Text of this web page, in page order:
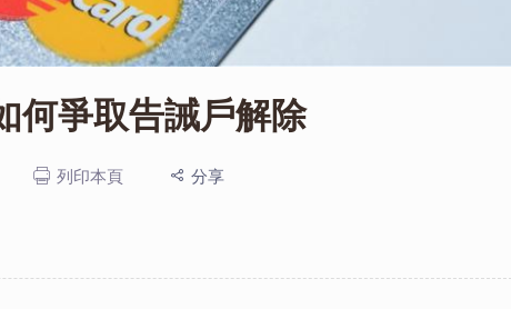
何爭取告誡戶解除
列印本頁 分享